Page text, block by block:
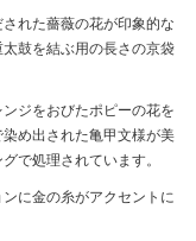
れた薔薇の花が印象的な
鼓を結ぶ用の長さの京袋
ジをおびたポピーの花を
め出された亀甲文様が美
で処理されています。
に金の糸がアクセントに